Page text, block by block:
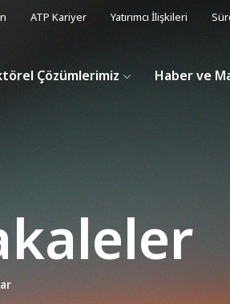
ATP Kariyer Yatırımcı İlişkileri
Çözümlerimiz Haber ve